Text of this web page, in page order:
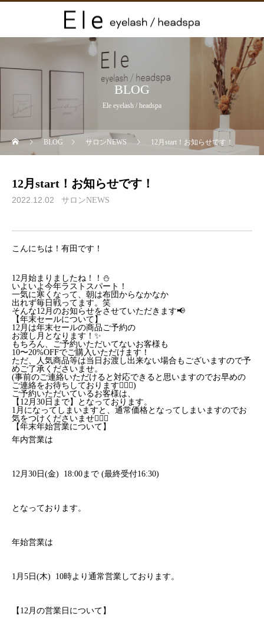
BLOG
Ele eyelash / headspa
BLOG サロンNEWS 12月start！お知らせです！
12月start！お知らせです！
2022.12.02 サロンNEWS
こんにちは！有田です！
12月始まりましたね！！⛄️
いよいよ今年ラストスパート！
一気に寒くなって、朝は布団からなかなか
出れず毎日戦ってます。笑
そんな12月のお知らせをさせていただきます📢
【年末セールについて】
12月は年末セールの商品ご予約の
お渡し月となります！✨
もちろん、ご予約いただいてないお客様も
10〜20%OFFでご購入いただけます！
ただ、人気商品等は当日お渡し出来ない場合もございますので予
めご了承くださいませ。
(事前のご連絡いただけると対応できると思いますのでお早めの
ご連絡をお待ちしております🙇🏽‍♀️)
ご予約いただいているお客様は、
【12月30日まで】となっております。
1月になってしまいますと、通常価格となってしまいますのでお
気をつけくださいませ🙇🏽‍♀️
【年末年始営業について】
年内営業は
12月30日(金) 18:00まで (最終受付16:30)
となっております。
年始営業は
1月5日(木) 10時より通常営業しております。
【12月の営業日について】